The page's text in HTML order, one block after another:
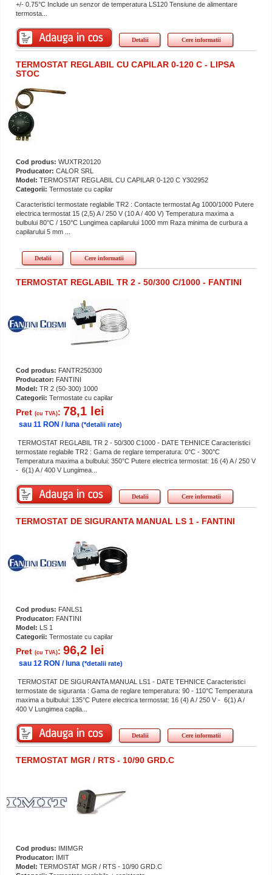
+/- 0.75°C Include un senzor de temperatura LS120 Tensiune de alimentare
termosta...
Detalii Cere informatii
TERMOSTAT REGLABIL CU CAPILAR 0-120 C - LIPSA
STOC
Cod produs: WUXTR20120
Producator: CALOR SRL
Model: TERMOSTAT REGLABIL CU CAPILAR 0-120 C Y302952
Categorii: Termostate cu capilar
Caracteristici termostate reglabile TR2 : Contacte termostat Ag 1000/1000 Putere
electrica termostat 15 (2,5) A / 250 V (10 A / 400 V) Temperatura maxima a
bulbului 80°C / 150°C Lungimea capilarului 1000 mm Raza minima de curbura a
capilarului 5 mm ...
Detalii Cere informatii
TERMOSTAT REGLABIL TR 2 - 50/300 C/1000 - FANTINI
Cod produs: FANTR250300
Producator: FANTINI
Model: TR 2 (50-300) 1000
Categorii: Termostate cu capilar
Pret (cu TVA): 78,1 lei
sau 11 RON / luna (*detalii rate)
TERMOSTAT REGLABIL TR 2 - 50/300 C1000 - DATE TEHNICE Caracteristici
termostate reglabile TR2 : Gama de reglare temperatura: 0°C - 300°C
Temperatura maxima a bulbului: 350°C Putere electrica termostat: 16 (4) A / 250 V
- 6(1) A / 400 V Lungimea...
Detalii Cere informatii
TERMOSTAT DE SIGURANTA MANUAL LS 1 - FANTINI
Cod produs: FANLS1
Producator: FANTINI
Model: LS 1
Categorii: Termostate cu capilar
Pret (cu TVA): 96,2 lei
sau 12 RON / luna (*detalii rate)
TERMOSTAT DE SIGURANTA MANUAL LS1 - DATE TEHNICE Caracteristici
termostate de siguranta : Gama de reglare temperatura: 90 - 110°C Temperatura
maxima a bulbului: 135°C Putere electrica termostat: 16 (4) A / 250 V - 6(1) A /
400 V Lungimea capila...
Detalii Cere informatii
TERMOSTAT MGR / RTS - 10/90 GRD.C
Cod produs: IMIMGR
Producator: IMIT
Model: TERMOSTAT MGR / RTS - 10/90 GRD.C